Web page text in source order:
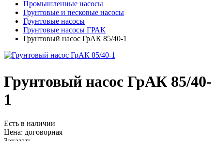
Промышленные насосы
Грунтовые и песковые насосы
Грунтовые насосы
Грунтовые насосы ГРАК
Грунтовый насос ГрАК 85/40-1
Грунтовый насос ГрАК 85/40-
1
Есть в наличии
Цена: договорная